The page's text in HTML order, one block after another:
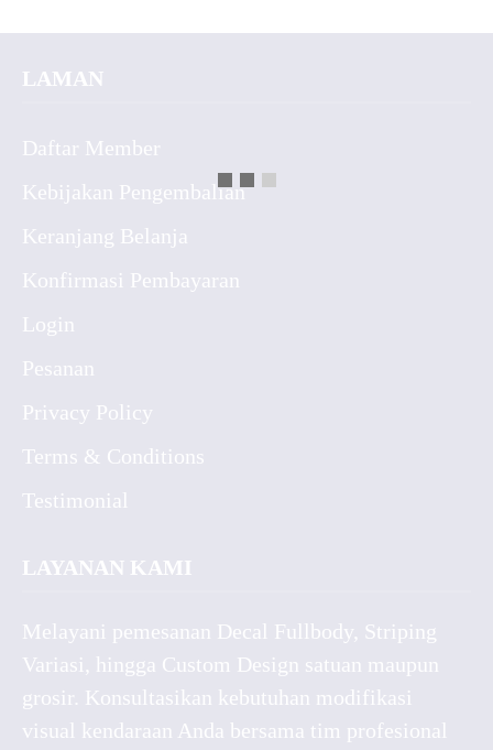
LAMAN
Daftar Member
Kebijakan Pengembalian
Keranjang Belanja
Konfirmasi Pembayaran
Login
Pesanan
Privacy Policy
Terms & Conditions
Testimonial
LAYANAN KAMI
Melayani pemesanan Decal Fullbody, Striping
Variasi, hingga Custom Design satuan maupun
grosir. Konsultasikan kebutuhan modifikasi
visual kendaraan Anda bersama tim profesional